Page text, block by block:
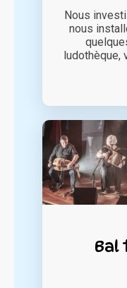
Nous
nous
ludothèque,
Bal